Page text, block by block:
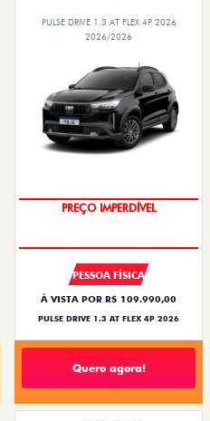
PULSE DRIVE 1.3 AT FLEX 4P 2026
2026/2026
PREÇO IMPERDÍVEL
PESSOA FÍSICA
À VISTA POR R$ 109.990,00
PULSE DRIVE 1.3 AT FLEX 4P 2026
Quero agora!